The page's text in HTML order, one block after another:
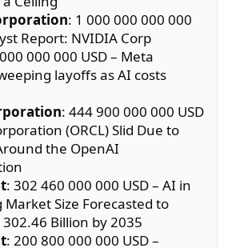
: 1 000 000 000 000
Report: NVIDIA Corp
000 000 USD – Meta
layoffs as AI costs
: 444 900 000 000 USD
(ORCL) Slid Due to
the OpenAI
: 302 460 000 000 USD – AI in
Size Forecasted to
302.46 Billion by 2035
: 200 800 000 000 USD –